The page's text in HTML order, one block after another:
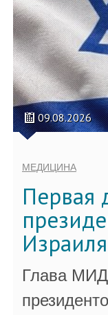
09.08.2026
МЕДИЦИНА
Первая
Израиля
Глава МИД